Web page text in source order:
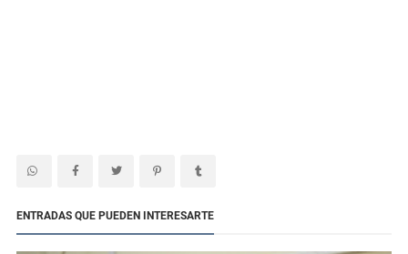
ENTRADAS QUE PUEDEN INTERESARTE